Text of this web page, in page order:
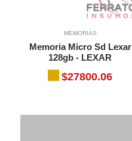
MEMORIAS
Memoria Micro Sd Lexar
128gb - LEXAR
$27800.06